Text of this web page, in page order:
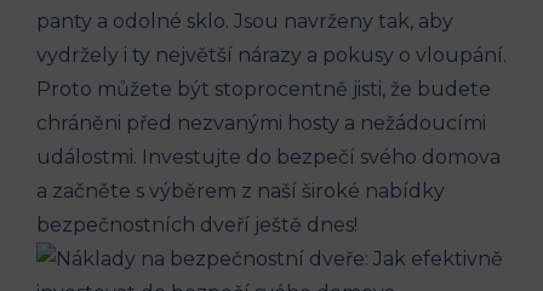
panty a odolné sklo. Jsou navrženy tak, aby
vydržely i ty největší nárazy a pokusy o vloupání.
Proto můžete být stoprocentně jisti, že budete
chráněni před nezvanými hosty a nežádoucími
událostmi. Investujte do bezpečí svého domova
a začněte s výběrem z naší široké nabídky
bezpečnostních dveří ještě dnes!